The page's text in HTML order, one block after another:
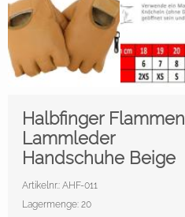
Halbfinger Flammen
Lammleder
Handschuhe Beige
Artikelnr.: AHF-011
Lagermenge: 20